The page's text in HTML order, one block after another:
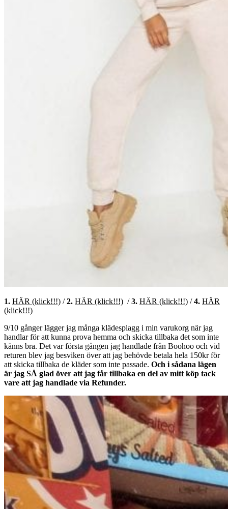
1. HÄR (klick!!!) /2. HÄR (klick!!!) /3. HÄR (klick!!!) /4. HÄR
(klick!!!)
9/10 gånger lägger jag många klädesplagg i min varukorg när jag
handlar för att kunna prova hemma och skicka tillbaka det som inte
känns bra. Det var första gången jag handlade från Boohoo och vid
returen blev jag besviken över att jag behövde betala hela 150kr för
att skicka tillbaka de kläder som inte passade. Och i sådana lägen
är jag SÅ glad över att jag får tillbaka en del av mitt köp tack
vare att jag handlade via Refunder.